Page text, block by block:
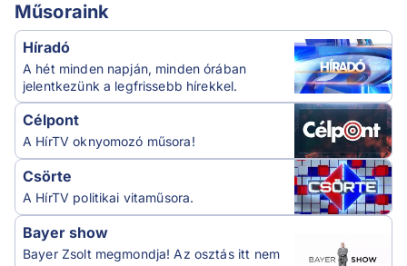
Műsoraink
Híradó
A hét minden napján, minden órában
jelentkezünk a legfrissebb hírekkel.
Célpont
A HírTV oknyomozó műsora!
Csörte
A HírTV politikai vitaműsora.
Bayer show
Bayer Zsolt megmondja! Az osztás itt nem